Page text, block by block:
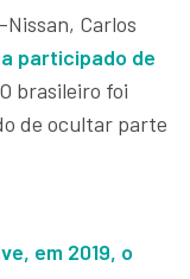
Carlos
participado de
brasileiro foi
de ocultar parte
em 2019, o